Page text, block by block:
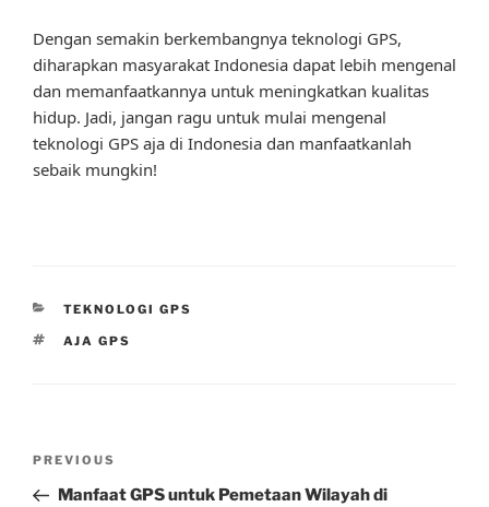
Dengan semakin berkembangnya teknologi GPS,
diharapkan masyarakat Indonesia dapat lebih mengenal
dan memanfaatkannya untuk meningkatkan kualitas
hidup. Jadi, jangan ragu untuk mulai mengenal
teknologi GPS aja di Indonesia dan manfaatkanlah
sebaik mungkin!
CATEGORIES
TEKNOLOGI GPS
TAGS
AJA GPS
Previous
Post
PREVIOUS
Manfaat GPS untuk Pemetaan Wilayah di